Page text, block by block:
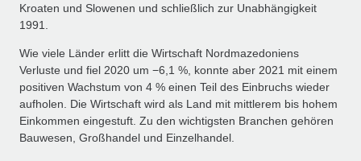
Kroaten und Slowenen und schließlich zur Unabhängigkeit
1991.
Wie viele Länder erlitt die Wirtschaft Nordmazedoniens
Verluste und fiel 2020 um −6,1 %, konnte aber 2021 mit einem
positiven Wachstum von 4 % einen Teil des Einbruchs wieder
aufholen. Die Wirtschaft wird als Land mit mittlerem bis hohem
Einkommen eingestuft. Zu den wichtigsten Branchen gehören
Bauwesen, Großhandel und Einzelhandel.